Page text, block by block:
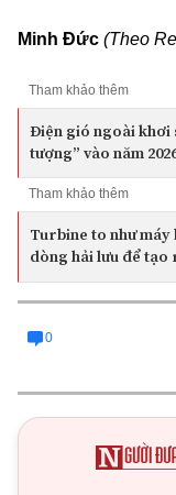
Minh Đức (Theo
Tham khảo thêm
Điện gió ngoài khơi
tượng” vào năm
Tham khảo thêm
Turbine to như máy
dòng hải lưu để tạo
0